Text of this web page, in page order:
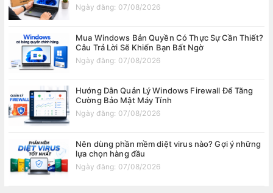
Ngày đăng: 07/08/2026
Mua Windows Bản Quyền Có Thực Sự Cần Thiết?
Câu Trả Lời Sẽ Khiến Bạn Bất Ngờ
Ngày đăng: 07/08/2026
Hướng Dẫn Quản Lý Windows Firewall Để Tăng
Cường Bảo Mật Máy Tính
Ngày đăng: 07/08/2026
Nên dùng phần mềm diệt virus nào? Gợi ý những
lựa chọn hàng đầu
Ngày đăng: 07/08/2026